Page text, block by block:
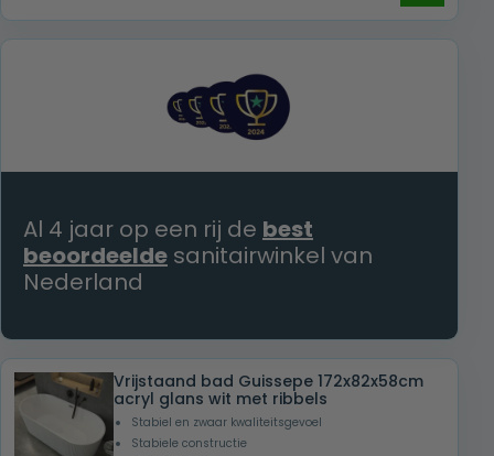
was:
€ 1.499,00.
is:
Al 4 jaar op een rij de best
beoordeelde sanitairwinkel van
Nederland
Vrijstaand bad Guissepe 172x82x58cm
acryl glans wit met ribbels
Stabiel en zwaar kwaliteitsgevoel
Stabiele constructie